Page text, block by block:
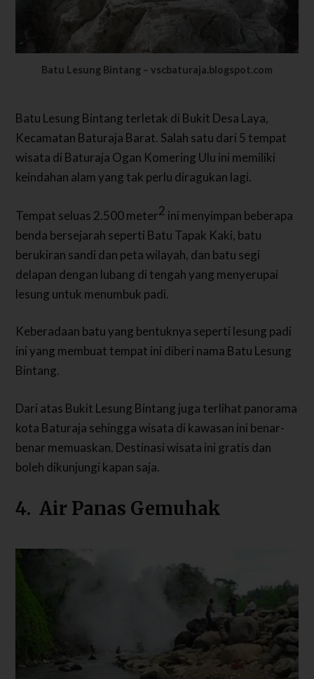
Batu Lesung Bintang – vscbaturaja.blogspot.com
Batu Lesung Bintang terletak di Bukit Desa Laya,
Kecamatan Baturaja Barat. Salah satu dari 5 tempat
wisata di Baturaja Ogan Komering Ulu ini memiliki
keindahan alam yang tak perlu diragukan lagi.
Tempat seluas 2.500 meter2 ini menyimpan beberapa
benda bersejarah seperti Batu Tapak Kaki, batu
berukiran sandi dan peta wilayah, dan batu segi
delapan dengan lubang di tengah yang menyerupai
lesung untuk menumbuk padi.
Keberadaan batu yang bentuknya seperti lesung padi
ini yang membuat tempat ini diberi nama Batu Lesung
Bintang.
Dari atas Bukit Lesung Bintang juga terlihat panorama
kota Baturaja sehingga wisata di kawasan ini benar-
benar memuaskan. Destinasi wisata ini gratis dan
boleh dikunjungi kapan saja.
4. Air Panas Gemuhak